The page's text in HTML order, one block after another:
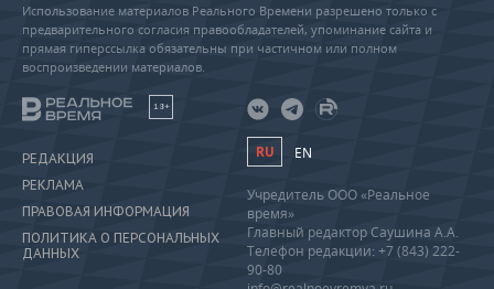
Использование материалов Реального Времени разрешено только с
предварительного согласия правообладателей, упоминание сайта и
прямая гиперссылка обязательны при частичном или полном
воспроизведении материалов.
18+
РЕДАКЦИЯ
РЕКЛАМА
ПРАВОВАЯ ИНФОРМАЦИЯ
ПОЛИТИКА О ПЕРСОНАЛЬНЫХ
ДАННЫХ
RU EN
Учредитель ООО «Реальное
время»
Главный редактор Саушина А.А.
Телефон редакции: +7 (843) 222-
90-80